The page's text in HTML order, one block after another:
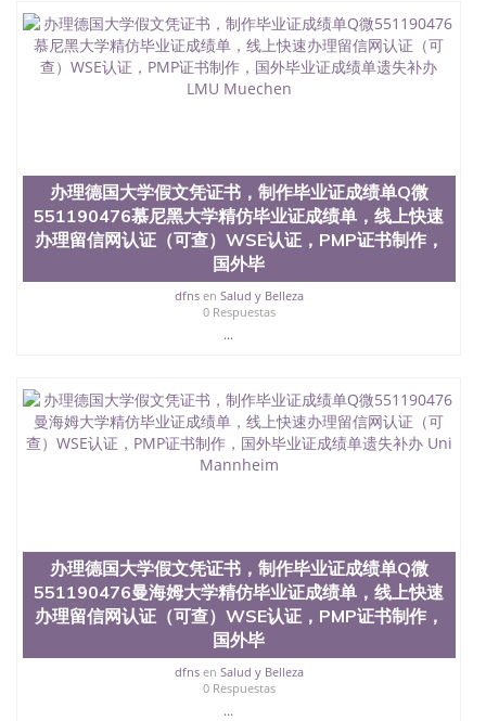
文凭学位qq微信551190476澳洲读CQU中央昆士兰大
学学历 绩单购买学位证书/澳洲读本科硕士做文凭/购
买澳洲大学毕业证成绩单假文凭学历
offieUniversityofSouthernQueensland 澳洲读书未毕
\551190476埃尔福特大学精仿毕业证成绩单，线上快
速办理留信网认证（可查）WSE认证，PMP证书制
作，国外毕业证成绩单遗失补办 Uni Erfurt
办理德国大学假文凭证书，制作毕业证成绩单Q微
551190476慕尼黑大学精仿毕业证成绩单，线上快速
办理留信网认证（可查）WSE认证，PMP证书制作，
国外毕
dfnsen Salud y Belleza
0 Respuestas
...
办理德国大学假文凭证书，制作毕业证成绩单Q微
551190476曼海姆大学精仿毕业证成绩单，线上快速
办理留信网认证（可查）WSE认证，PMP证书制作，
国外毕
dfnsen Salud y Belleza
0 Respuestas
...